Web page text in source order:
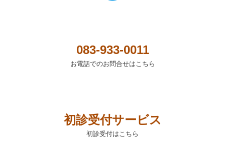
083-933-0011
お電話でのお問合せはこちら
初診受付サービス
初診受付はこちら